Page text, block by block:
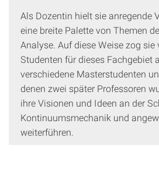
Als Dozentin hielt sie anregende
eine breite Palette von Themen
Analyse. Auf diese Weise zog sie
Studenten für dieses Fachgebiet
verschiedene Masterstudenten
denen zwei später Professoren
ihre Visionen und Ideen an der
Kontinuumsmechanik und
weiterführen.